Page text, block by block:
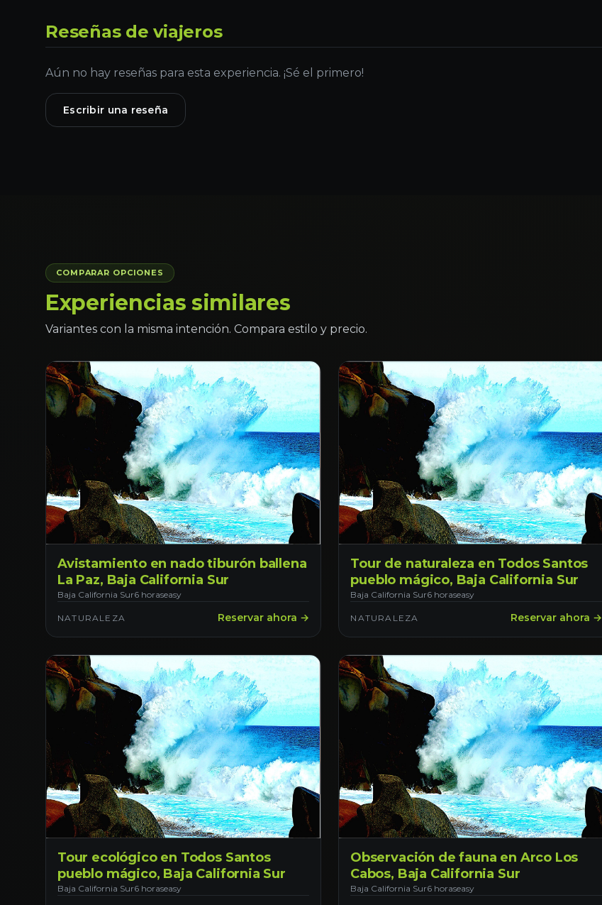
Reseñas de viajeros
Aún no hay reseñas para esta experiencia. ¡Sé el primero!
Escribir una reseña
COMPARAR OPCIONES
Experiencias similares
Variantes con la misma intención. Compara estilo y precio.
Avistamiento en nado tiburón ballena
La Paz, Baja California Sur
Baja California Sur6 horaseasy
NATURALEZA Reservar ahora →
Tour de naturaleza en Todos Santos
pueblo mágico, Baja California Sur
Baja California Sur6 horaseasy
NATURALEZA Reservar ahora →
Tour ecológico en Todos Santos
pueblo mágico, Baja California Sur
Baja California Sur6 horaseasy
Observación de fauna en Arco Los
Cabos, Baja California Sur
Baja California Sur6 horaseasy